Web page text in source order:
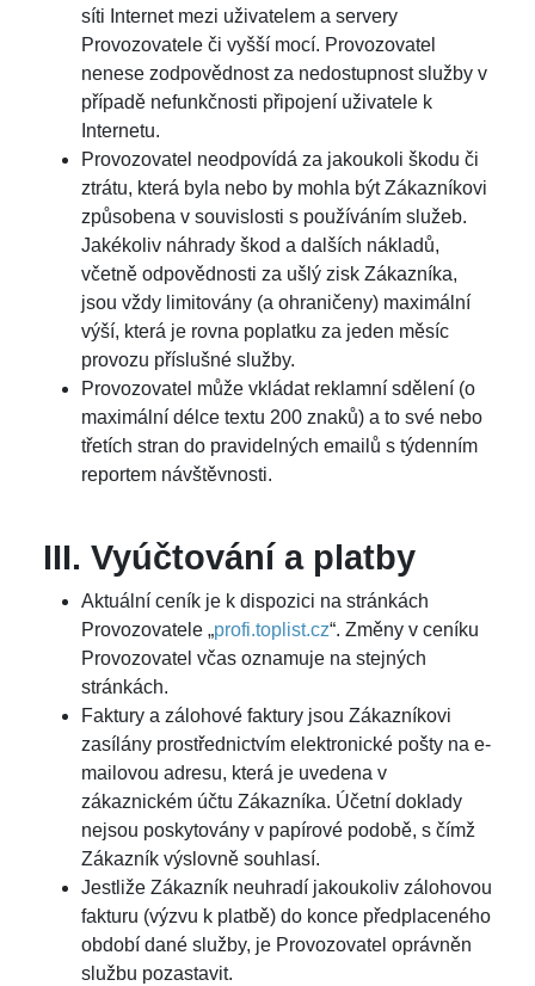
síti Internet mezi uživatelem a servery
Provozovatele či vyšší mocí. Provozovatel
nenese zodpovědnost za nedostupnost služby v
případě nefunkčnosti připojení uživatele k
Internetu.
Provozovatel neodpovídá za jakoukoli škodu či
ztrátu, která byla nebo by mohla být Zákazníkovi
způsobena v souvislosti s používáním služeb.
Jakékoliv náhrady škod a dalších nákladů,
včetně odpovědnosti za ušlý zisk Zákazníka,
jsou vždy limitovány (a ohraničeny) maximální
výší, která je rovna poplatku za jeden měsíc
provozu příslušné služby.
Provozovatel může vkládat reklamní sdělení (o
maximální délce textu 200 znaků) a to své nebo
třetích stran do pravidelných emailů s týdenním
reportem návštěvnosti.
III. Vyúčtování a platby
Aktuální ceník je k dispozici na stránkách
Provozovatele „profi.toplist.cz“. Změny v ceníku
Provozovatel včas oznamuje na stejných
stránkách.
Faktury a zálohové faktury jsou Zákazníkovi
zasílány prostřednictvím elektronické pošty na e-
mailovou adresu, která je uvedena v
zákaznickém účtu Zákazníka. Účetní doklady
nejsou poskytovány v papírové podobě, s čímž
Zákazník výslovně souhlasí.
Jestliže Zákazník neuhradí jakoukoliv zálohovou
fakturu (výzvu k platbě) do konce předplaceného
období dané služby, je Provozovatel oprávněn
službu pozastavit.